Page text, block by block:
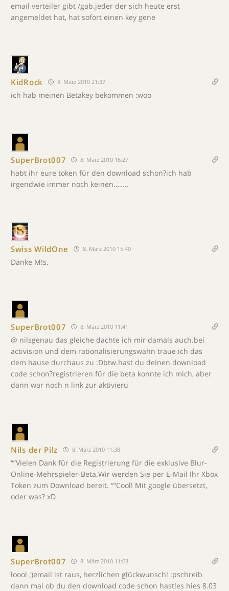
email verteiler gibt /gab.jeder der sich heute erst
angemeldet hat, hat sofort einen key gene
KidRock 8. März 2010 21:37
ich hab meinen Betakey bekommen :woo
SuperBrot007 8. März 2010 16:27
habt ihr eure token für den download schon?ich hab
irgendwie immer noch keinen……..
Swiss WildOne 8. März 2010 15:40
Danke M!s.
SuperBrot007 8. März 2010 11:41
@ nilsgenau das gleiche dachte ich mir damals auch.bei
activision und dem rationalisierungswahn traue ich das
dem hause durchaus zu :Dbtw.hast du deinen download
code schon?registrieren für die beta konnte ich mich, aber
dann war noch n link zur aktivieru
Nils der Pilz 8. März 2010 11:38
“”Vielen Dank für die Registrierung für die exklusive Blur-
Online-Mehrspieler-Beta.Wir werden Sie per E-Mail Ihr Xbox
Token zum Download bereit. “”Cool! Mit google übersetzt,
oder was? xD
SuperBrot007 8. März 2010 11:03
loool ;)email ist raus, herzlichen glückwunsch! :pschreib
dann mal ob du den download code schon hast!es hies 8.03